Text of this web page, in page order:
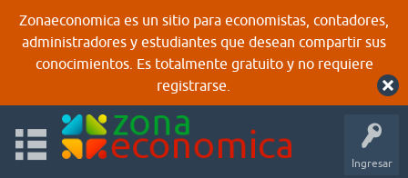
Zonaeconomica es un sitio para economistas, contadores,
administradores y estudiantes que desean compartir sus
conocimientos. Es totalmente gratuito y no requiere
registrarse.
Ingresar